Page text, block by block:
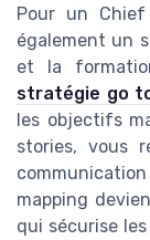
Pour un
également un
et la
stratégie go
les objectifs
stories, vous
mapping
qui sécurise